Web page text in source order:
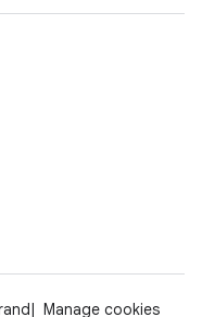
Manage cookies